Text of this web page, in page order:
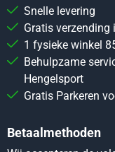
Snelle levering
Gratis verzending
1 fysieke winkel
Behulpzame
Hengelsport
Gratis Parkeren
Betaalmethoden